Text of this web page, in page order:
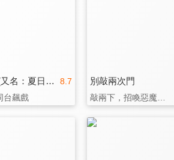
8.7
夏日驚魂(又名：夏日痴魂)
台飆戲
別敲兩次門
敲兩下，招喚惡魔…